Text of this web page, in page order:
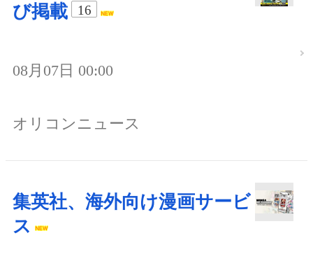
び掲載
16
08月07日 00:00
オリコンニュース
集英社、海外向け漫画サービ
ス